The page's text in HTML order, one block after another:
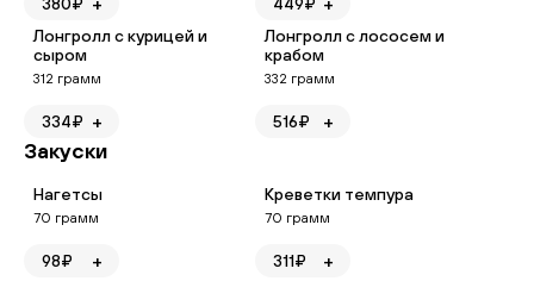
Лонгролл с курицей и
сыром
312 грамм
334₽ +
Лонгролл с лососем и
крабом
332 грамм
516₽ +
Закуски
Нагетсы
70 грамм
98₽ +
Креветки темпура
70 грамм
311₽ +